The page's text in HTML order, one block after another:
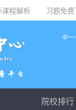
课程解析 习题免
院校排行